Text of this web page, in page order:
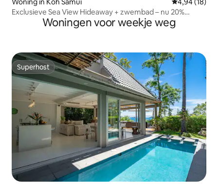
Exclusieve Sea View Hideaway + zwembad – nu 20%
Woningen voor weekje weg
Superhost
Superhost